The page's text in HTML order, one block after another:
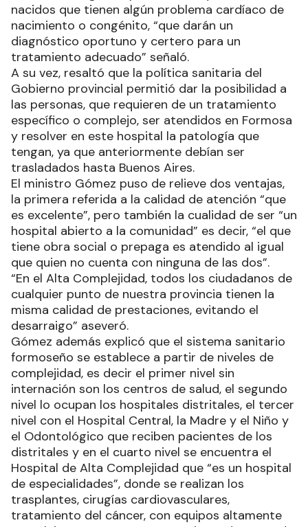
nacidos que tienen algún problema cardíaco de
nacimiento o congénito, “que darán un
diagnóstico oportuno y certero para un
tratamiento adecuado” señaló.
A su vez, resaltó que la política sanitaria del
Gobierno provincial permitió dar la posibilidad a
las personas, que requieren de un tratamiento
específico o complejo, ser atendidos en Formosa
y resolver en este hospital la patología que
tengan, ya que anteriormente debían ser
trasladados hasta Buenos Aires.
El ministro Gómez puso de relieve dos ventajas,
la primera referida a la calidad de atención “que
es excelente”, pero también la cualidad de ser “un
hospital abierto a la comunidad” es decir, “el que
tiene obra social o prepaga es atendido al igual
que quien no cuenta con ninguna de las dos”.
“En el Alta Complejidad, todos los ciudadanos de
cualquier punto de nuestra provincia tienen la
misma calidad de prestaciones, evitando el
desarraigo” aseveró.
Gómez además explicó que el sistema sanitario
formoseño se establece a partir de niveles de
complejidad, es decir el primer nivel sin
internación son los centros de salud, el segundo
nivel lo ocupan los hospitales distritales, el tercer
nivel con el Hospital Central, la Madre y el Niño y
el Odontológico que reciben pacientes de los
distritales y en el cuarto nivel se encuentra el
Hospital de Alta Complejidad que “es un hospital
de especialidades”, donde se realizan los
trasplantes, cirugías cardiovasculares,
tratamiento del cáncer, con equipos altamente